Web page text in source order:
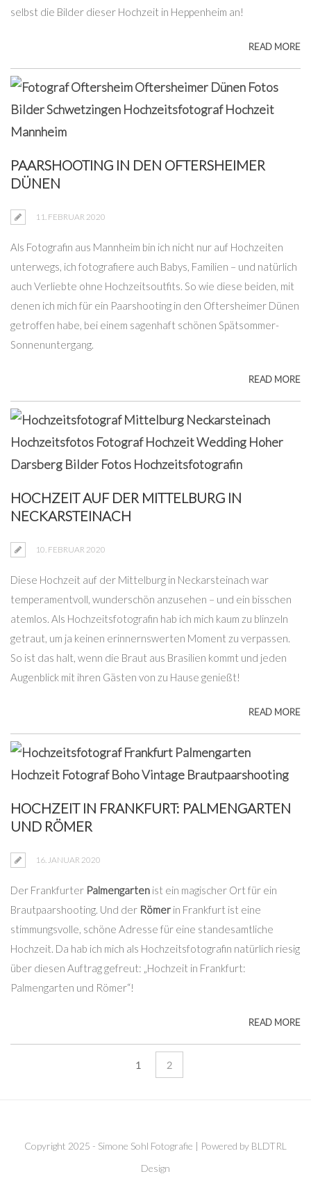
selbst die Bilder dieser Hochzeit in Heppenheim an!
READ MORE
PAARSHOOTING IN DEN OFTERSHEIMER
DÜNEN
11. FEBRUAR 2020
Als Fotografin aus Mannheim bin ich nicht nur auf Hochzeiten
unterwegs, ich fotografiere auch Babys, Familien – und natürlich
auch Verliebte ohne Hochzeitsoutfits. So wie diese beiden, mit
denen ich mich für ein Paarshooting in den Oftersheimer Dünen
getroffen habe, bei einem sagenhaft schönen Spätsommer-
Sonnenuntergang.
READ MORE
HOCHZEIT AUF DER MITTELBURG IN
NECKARSTEINACH
10. FEBRUAR 2020
Diese Hochzeit auf der Mittelburg in Neckarsteinach war
temperamentvoll, wunderschön anzusehen – und ein bisschen
atemlos. Als Hochzeitsfotografin hab ich mich kaum zu blinzeln
getraut, um ja keinen erinnernswerten Moment zu verpassen.
So ist das halt, wenn die Braut aus Brasilien kommt und jeden
Augenblick mit ihren Gästen von zu Hause genießt!
READ MORE
HOCHZEIT IN FRANKFURT: PALMENGARTEN
UND RÖMER
16. JANUAR 2020
Der Frankfurter Palmengarten ist ein magischer Ort für ein
Brautpaarshooting. Und der Römer in Frankfurt ist eine
stimmungsvolle, schöne Adresse für eine standesamtliche
Hochzeit. Da hab ich mich als Hochzeitsfotografin natürlich riesig
über diesen Auftrag gefreut: „Hochzeit in Frankfurt:
Palmengarten und Römer“!
READ MORE
1 2
Copyright 2025 - Simone Sohl Fotografie | Powered by BLDTRL
Design